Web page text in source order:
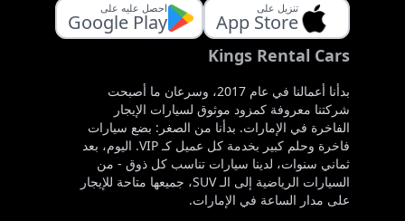
تنزيل على
App Store
احصل عليه على
Google Play
Kings Rental Cars
بدأنا أعمالنا في عام 2017، وسرعان ما أصبحت
شركتنا معروفة كمزود موثوق لسيارات الإيجار
الفاخرة في الإمارات. بدأنا من الصغر: بضع سيارات
فاخرة وحلم كبير بخدمة كل عميل كـ VIP. اليوم، بعد
ثماني سنوات، لدينا سيارات تناسب كل ذوق - من
السيارات الرياضية إلى الـ SUV، جميعها متاحة للإيجار
على مدار الساعة في الإمارات.